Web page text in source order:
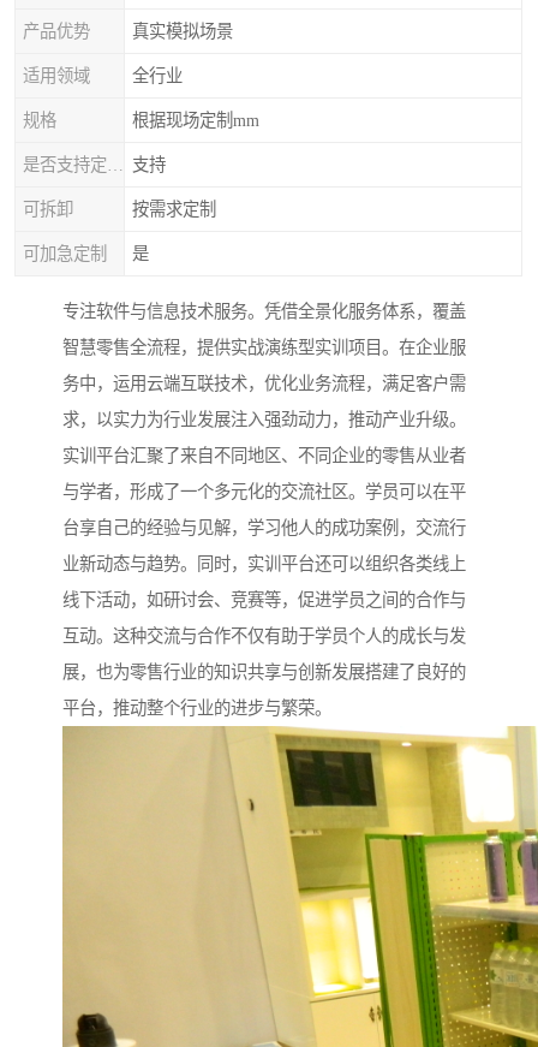
产品优势 真实模拟场景
适用领域 全行业
规格 根据现场定制mm
支持
可拆卸 按需求定制
可加急定制 是
专注软件与信息技术服务。凭借全景化服务体系，覆盖
智慧零售全流程，提供实战演练型实训项目。在企业服
务中，运用云端互联技术，优化业务流程，满足客户需
求，以实力为行业发展注入强劲动力，推动产业升级。
实训平台汇聚了来自不同地区、不同企业的零售从业者
与学者，形成了一个多元化的交流社区。学员可以在平
台享自己的经验与见解，学习他人的成功案例，交流行
业新动态与趋势。同时，实训平台还可以组织各类线上
线下活动，如研讨会、竞赛等，促进学员之间的合作与
互动。这种交流与合作不仅有助于学员个人的成长与发
展，也为零售行业的知识共享与创新发展搭建了良好的
平台，推动整个行业的进步与繁荣。